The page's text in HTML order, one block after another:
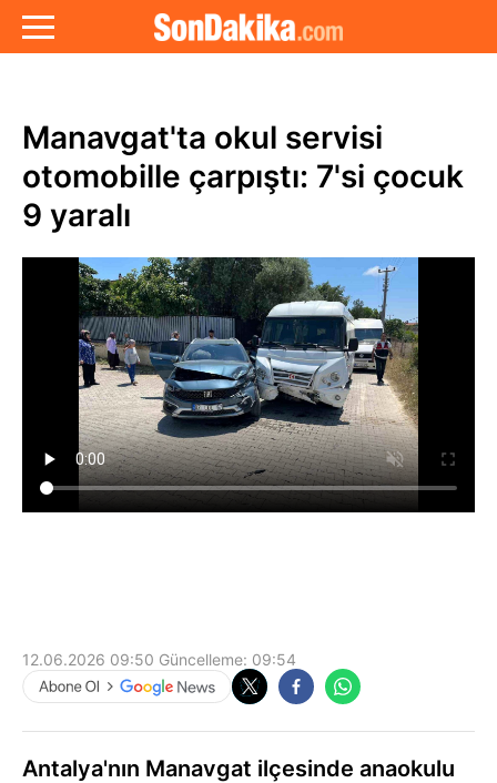
Manavgat'ta okul servisi
otomobille çarpıştı: 7'si çocuk
9 yaralı
12.06.2026 09:50 Güncelleme: 09:54
Antalya'nın Manavgat ilçesinde anaokulu